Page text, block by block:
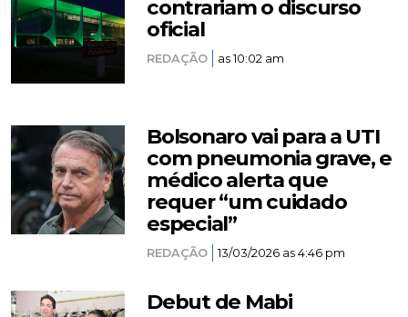
contrariam o discurso
oficial
REDAÇÃO as 10:02 am
Bolsonaro vai para a UTI
com pneumonia grave, e
médico alerta que
requer “um cuidado
especial”
REDAÇÃO 13/03/2026 as 4:46 pm
Debut de Mabi